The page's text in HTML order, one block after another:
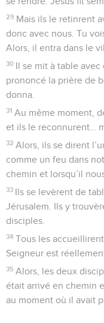
29 Mais ils le retinrent
donc avec nous. Tu
Alors, il entra dans le
30 Il se mit à table
prononcé la prière de
donna.
31 Au même moment,
et ils le reconnurent…
32 Alors, ils se dirent
comme un feu dans
chemin et lorsqu’il
33 Ils se levèrent de
Jérusalem. Ils y
disciples.
34 Tous les
Seigneur est
35 Alors, les deux
était arrivé en chemin
au moment où il avait